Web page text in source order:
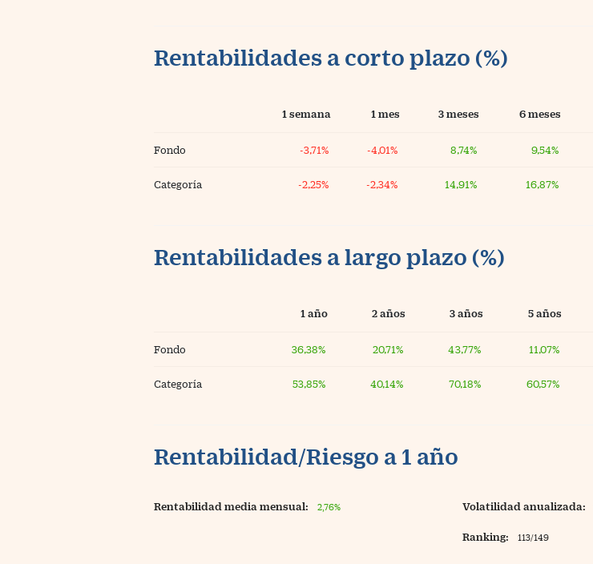
Rentabilidades a corto plazo (%)
1 semana 1 mes 3 meses 6 meses
Fondo -3,71% -4,01% 8,74% 9,54%
Categoría -2,25% -2,34% 14,91% 16,87%
Rentabilidades a largo plazo (%)
1 año 2 años 3 años 5 años
Fondo 36,38% 20,71% 43,77% 11,07%
Categoría 53,85% 40,14% 70,18% 60,57%
Rentabilidad/Riesgo a 1 año
Rentabilidad media mensual: 2,76% Volatilidad anualizada:
Ranking: 113/149